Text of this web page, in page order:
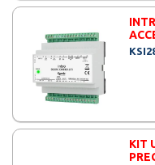
KIT